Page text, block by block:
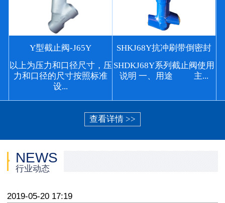
Y型截止阀-J65Y
以上为压力和口径尺寸，压
力和口径的尺寸按照标准
设...
SHKJ68Y抗冲刷带倒密封
SHDKJ68Y系列截止阀使用
说明 一、用途 主...
查看详情 >>
NEWS
行业动态
2019-05-20 17:19